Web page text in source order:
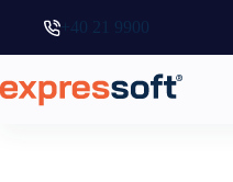
+40 21 9900